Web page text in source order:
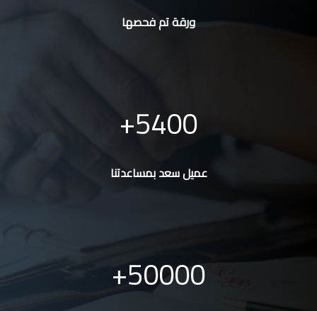
ورقة تم فحصها
5400
عميل سعد بمساعدتنا
50000